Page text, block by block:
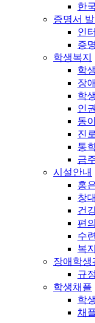
한
증명서
인
증
학생복지
학
장
학
인
동
진
통
금
시설안내
홍
창
건
편
수
복
장애학생
규
학생채플
학
채